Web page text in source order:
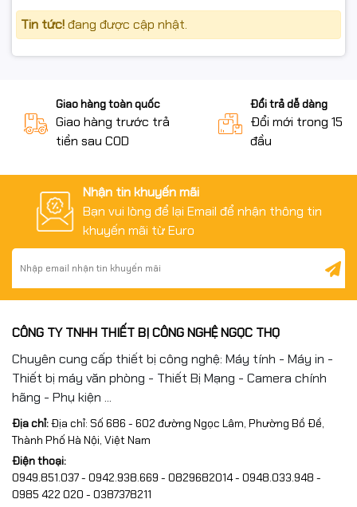
Tin tức!đang được cập nhật.
Giao hàng toàn quốc
Giao hàng trước trả
tiền sau COD
Đổi trả dễ dàng
Đổi mới trong 15
đầu
Nhận tin khuyến mãi
Bạn vui lòng để lại Email để nhận thông tin
khuyến mãi từ Euro
CÔNG TY TNHH THIẾT BỊ CÔNG NGHỆ NGỌC THỌ
Chuyên cung cấp thiết bị công nghệ: Máy tính - Máy in -
Thiết bị máy văn phòng - Thiết Bị Mạng - Camera chính
hãng - Phụ kiện ...
Địa chỉ:Địa chỉ: Số 686 - 602 đường Ngọc Lâm, Phường Bồ Đề,
Thành Phố Hà Nội, Việt Nam
Điện thoại:
0949.851.037 - 0942.938.669 - 0829682014 - 0948.033.948 -
0985 422 020 - 0387378211